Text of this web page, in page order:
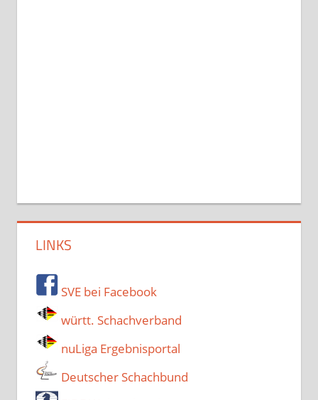
LINKS
SVE bei Facebook
württ. Schachverband
nuLiga Ergebnisportal
Deutscher Schachbund